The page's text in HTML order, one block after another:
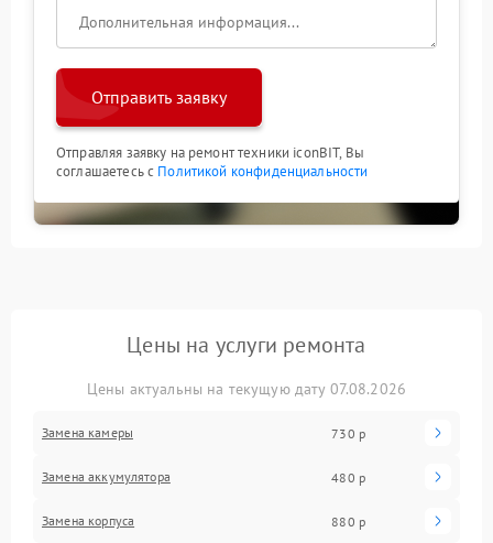
Отправить заявку
Отправляя заявку на ремонт техники iconBIT, Вы
соглашаетесь с Политикой конфиденциальности
Цены на услуги ремонта
Цены актуальны на текущую дату 07.08.2026
Замена камеры 730 р
Замена аккумулятора 480 р
Замена корпуса 880 р